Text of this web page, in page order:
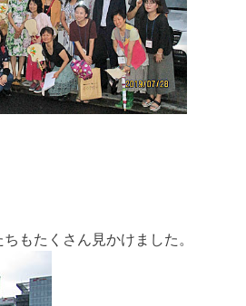
もたくさん見かけました。